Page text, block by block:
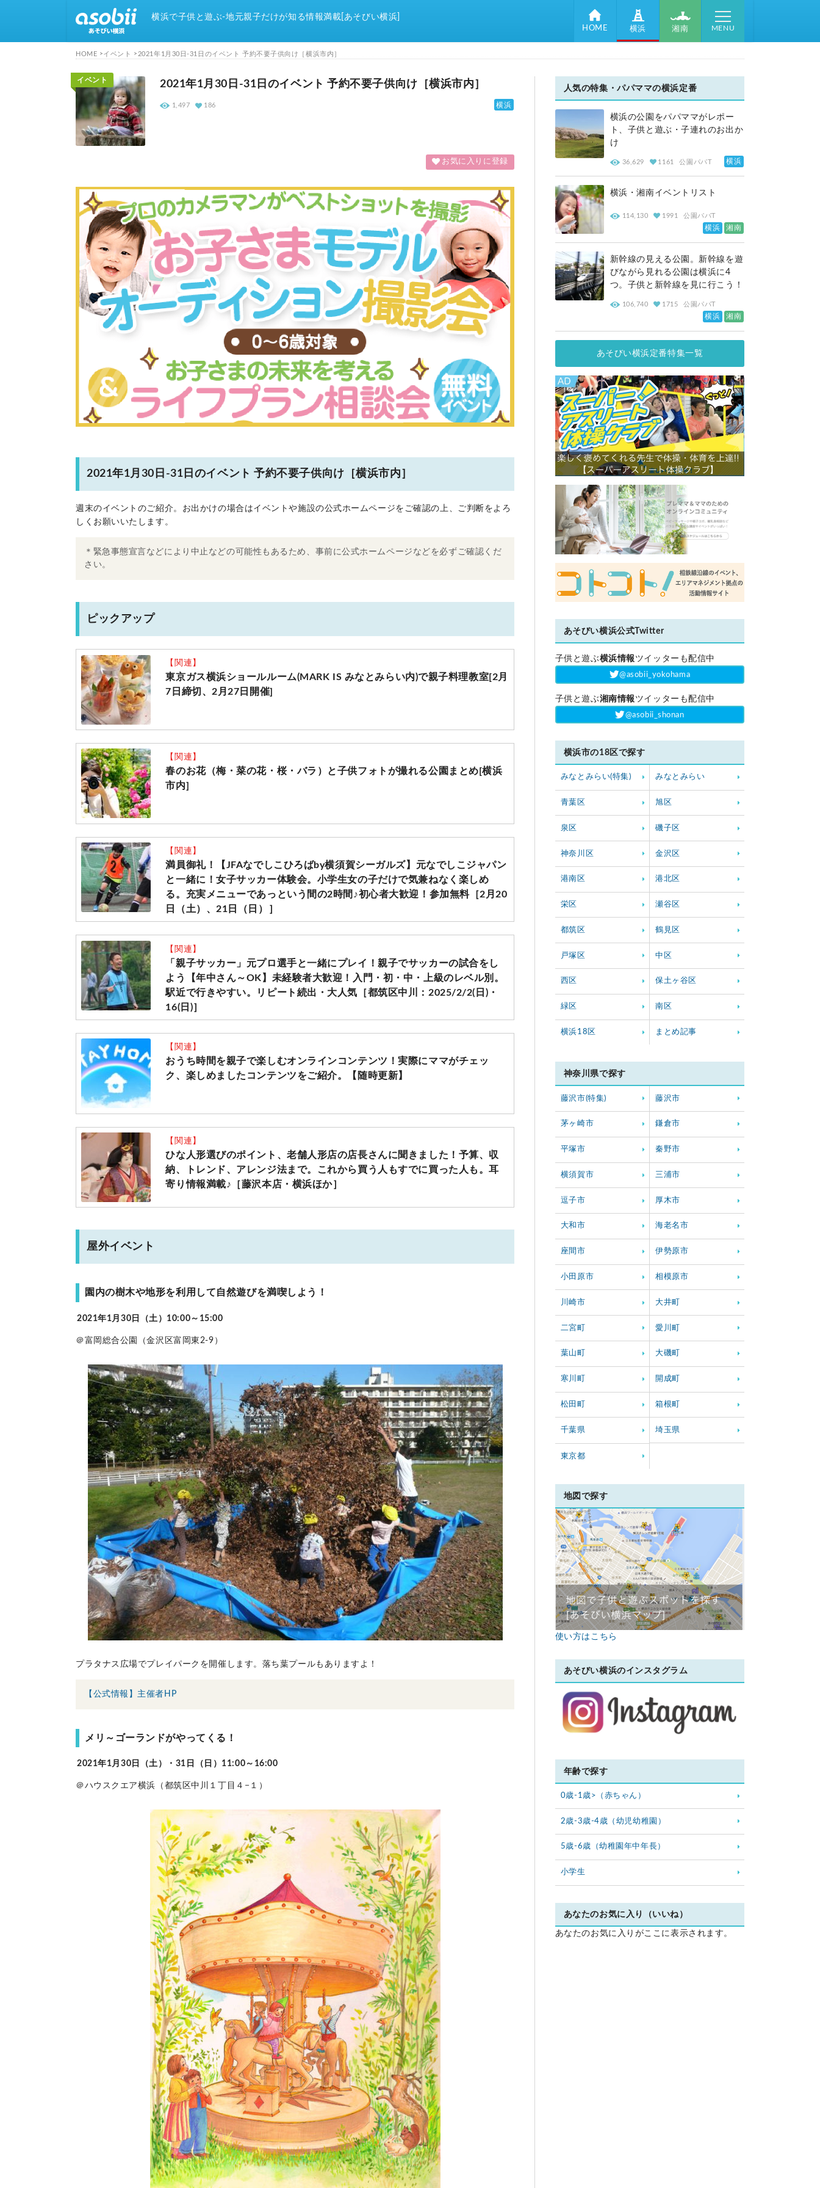
横浜で子供と遊ぶ-地元親子だけが知る情報満載[あそびい横浜]
HOME 横浜 湘南 MENU
HOME イベント 2021年1月30日-31日のイベント 予約不要子供向け［横浜市内］
イベント 2021年1月30日-31日のイベント 予約不要子供向け［横浜市内］
横浜
1,497 186
お気に入りに登録
2021年1月30日-31日のイベント 予約不要子供向け［横浜市内］
週末のイベントのご紹介。お出かけの場合はイベントや施設の公式ホームページをご確認の上、ご判断をよろ
しくお願いいたします。
＊緊急事態宣言などにより中止などの可能性もあるため、事前に公式ホームページなどを必ずご確認くだ
さい。
ピックアップ
【関連】
東京ガス横浜ショールルーム(MARK IS みなとみらい内)で親子料理教室[2月
7日締切、2月27日開催]
【関連】
春のお花（梅・菜の花・桜・バラ）と子供フォトが撮れる公園まとめ[横浜
市内]
【関連】
満員御礼！【JFAなでしこひろばby横須賀シーガルズ】元なでしこジャパン
と一緒に！女子サッカー体験会。小学生女の子だけで気兼ねなく楽しめ
る。充実メニューであっという間の2時間♪初心者大歓迎！参加無料［2月20
日（土）、21日（日）］
【関連】
「親子サッカー」元プロ選手と一緒にプレイ！親子でサッカーの試合をし
よう【年中さん～OK】未経験者大歓迎！入門・初・中・上級のレベル別。
駅近で行きやすい。リピート続出・大人気［都筑区中川：2025/2/2(日)・
16(日)］
【関連】
おうち時間を親子で楽しむオンラインコンテンツ！実際にママがチェッ
ク、楽しめましたコンテンツをご紹介。【随時更新】
【関連】
ひな人形選びのポイント、老舗人形店の店長さんに聞きました！予算、収
納、トレンド、アレンジ法まで。これから買う人もすでに買った人も。耳
寄り情報満載♪［藤沢本店・横浜ほか］
屋外イベント
園内の樹木や地形を利用して自然遊びを満喫しよう！
2021年1月30日（土）10:00～15:00
＠富岡総合公園（金沢区富岡東2-9）
プラタナス広場でプレイパークを開催します。落ち葉プールもありますよ！
【公式情報】主催者HP
メリ～ゴーランドがやってくる！
2021年1月30日（土）・31日（日）11:00～16:00
＠ハウスクエア横浜（都筑区中川１丁目４−１）
人気の特集・パパママの横浜定番
横浜の公園をパパママがレポー
ト、子供と遊ぶ・子連れのお出か
け
36,629 1161 公園パパT 横浜
横浜・湘南イベントリスト
114,130 1991 公園パパT
横浜 湘南
新幹線の見える公園。新幹線を遊
びながら見れる公園は横浜に4
つ。子供と新幹線を見に行こう！
106,740 1715 公園パパT
横浜 湘南
あそびい横浜定番特集一覧
あそびい横浜公式Twitter
子供と遊ぶ横浜情報 ツイッターも配信中
‎@asobii_yokohama
子供と遊ぶ湘南情報 ツイッターも配信中
‎@asobii_shonan
横浜市の18区で探す
みなとみらい(特集) みなとみらい
青葉区 旭区
泉区 磯子区
神奈川区 金沢区
港南区 港北区
栄区 瀬谷区
都筑区 鶴見区
戸塚区 中区
西区 保土ヶ谷区
緑区 南区
横浜18区 まとめ記事
神奈川県で探す
藤沢市(特集) 藤沢市
茅ヶ崎市 鎌倉市
平塚市 秦野市
横須賀市 三浦市
逗子市 厚木市
大和市 海老名市
座間市 伊勢原市
小田原市 相模原市
川崎市 大井町
二宮町 愛川町
葉山町 大磯町
寒川町 開成町
松田町 箱根町
千葉県 埼玉県
東京都
地図で探す
使い方はこちら
あそびい横浜のインスタグラム
年齢で探す
0歳-1歳>（赤ちゃん）
2歳-3歳-4歳（幼児幼稚園）
5歳-6歳（幼稚園年中年長）
小学生
あなたのお気に入り（いいね）
あなたのお気に入りがここに表示されます。